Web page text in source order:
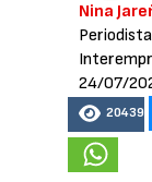
Nina
24/07/
20439